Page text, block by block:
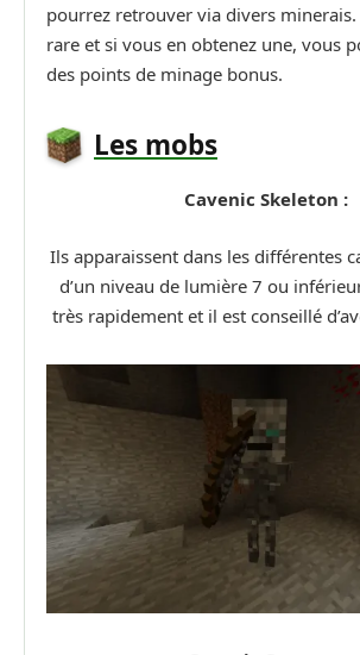
pourrez retrouver via divers minerais.
rare et si vous en obtenez une, vous
des points de minage bonus.
Les mobs
Cavenic Skeleton :
Ils apparaissent dans les différentes
d’un niveau de lumière 7 ou
très rapidement et il est conseillé